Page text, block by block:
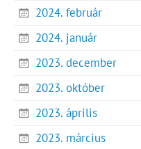
2024. február
2024. január
2023. december
2023. október
2023. április
2023. március